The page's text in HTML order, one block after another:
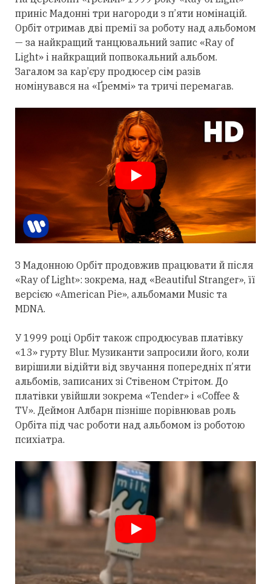
приніс Мадонні три нагороди з п’яти номінацій.
Орбіт отримав дві премії за роботу над альбомом
— за найкращий танцювальний запис «Ray of
Light» і найкращий попвокальний альбом.
Загалом за кар’єру продюсер сім разів
номінувався на «Ґреммі» та тричі перемагав.
З Мадонною Орбіт продовжив працювати й після
«Ray of Light»: зокрема, над «Beautiful Stranger», її
версією «American Pie», альбомами Music та
MDNA.
У 1999 році Орбіт також спродюсував платівку
«13» гурту Blur. Музиканти запросили його, коли
вирішили відійти від звучання попередніх п’яти
альбомів, записаних зі Стівеном Стрітом. До
платівки увійшли зокрема «Tender» і «Coffee &
TV». Деймон Албарн пізніше порівнював роль
Орбіта під час роботи над альбомом із роботою
психіатра.